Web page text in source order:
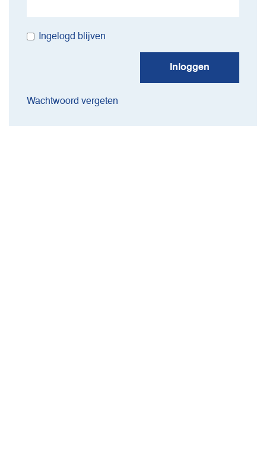
Ingelogd blijven
Inloggen
Wachtwoord vergeten